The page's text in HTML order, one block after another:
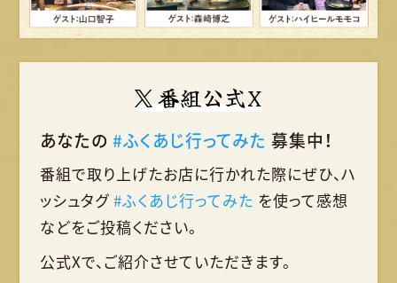
番組公式X
あなたの #ふくあじ行ってみた 募集中！
番組で取り上げたお店に行かれた際にぜひ、ハ
ッシュタグ #ふくあじ行ってみた を使って感想
などをご投稿ください。
公式Xで、ご紹介させていただきます。